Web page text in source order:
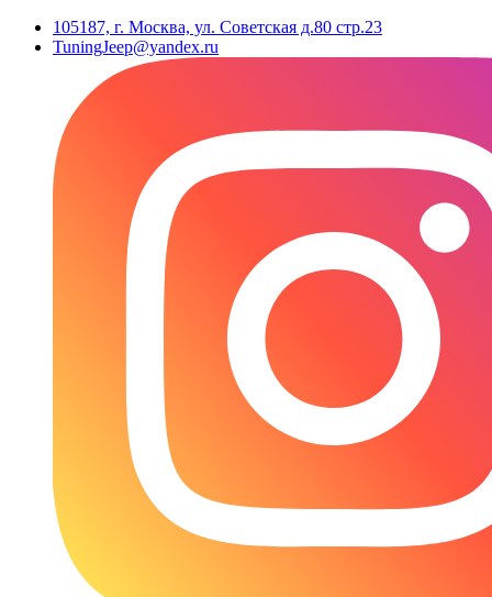
105187, г. Москва, ул. Советская д.80 стр.23
TuningJeep@yandex.ru